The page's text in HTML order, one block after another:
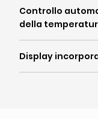
Controllo
della
Display